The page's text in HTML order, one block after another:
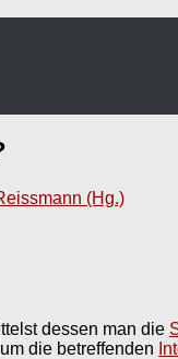
(Hg.)
dessen man die
die betreffenden